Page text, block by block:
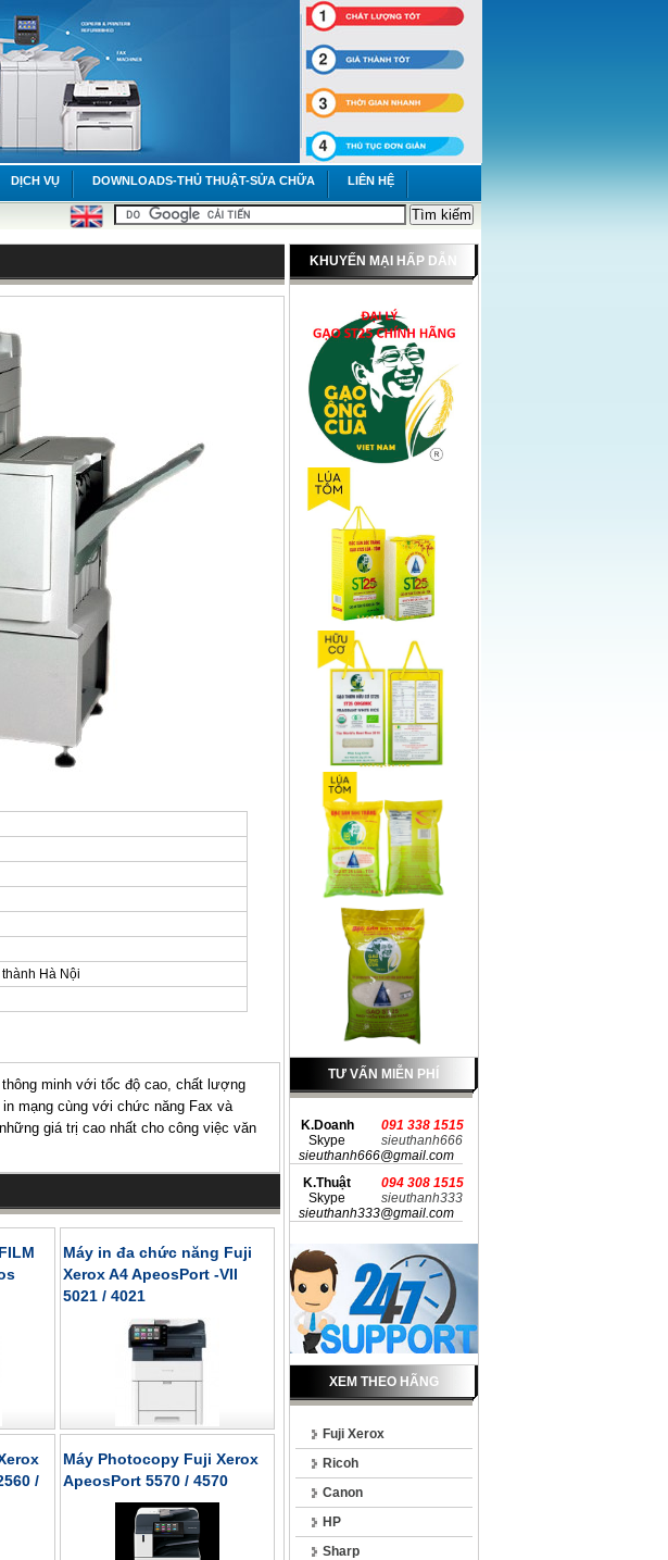
DỊCH VỤ DOWNLOADS-THỦ THUẬT-SỬA CHỮA LIÊN HỆ
KHUYẾN MẠI HẤP DẪN
TƯ VẤN MIỄN PHÍ
K.Doanh
091 338 1515
Skype
sieuthanh666
sieuthanh666@gmail.com
K.Thuật
094 308 1515
Skype
sieuthanh333
sieuthanh333@gmail.com
XEM THEO HÃNG
Fuji Xerox
Ricoh
Canon
HP
Sharp
Hà Nội
thông minh với tốc độ cao, chất lượng
mạng cùng với chức năng Fax và
giá trị cao nhất cho công việc văn
Máy in đa chức năng Fuji
Xerox A4 ApeosPort -VII
5021 / 4021
/
Máy Photocopy Fuji Xerox
ApeosPort 5570 / 4570